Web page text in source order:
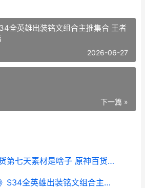
全英雄出装铭文组合主推集合 王者
2026-06-27
下一篇 »
《原神》百货奇货第七天素材是啥子 原神百货奇货每日刷新时间
《王者荣耀荣耀》S34全英雄出装铭文组合主推集合 王者荣耀荣耀之章命运篇